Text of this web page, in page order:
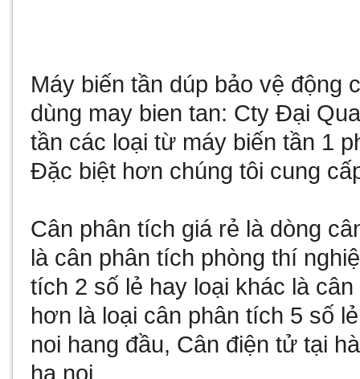
Máy biến tần dúp bảo vệ động
dùng may bien tan: Cty Đại
tần các loại từ máy biến tần 1
Đặc biệt hơn chúng tôi cung
Cân phân tích giá rẻ là dòng
là cân phân tích phòng thí
tích 2 số lẻ hay loại khác là cân
hơn là loại cân phân tích 5 số lẻ
noi hang đầu, Cân điện tử tại
ha noi.